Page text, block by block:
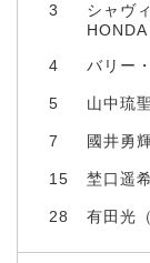
3
シャヴ
HONDA
4 バリー
5 山中琉
7 國井勇
15 埜口遥
28 有田光